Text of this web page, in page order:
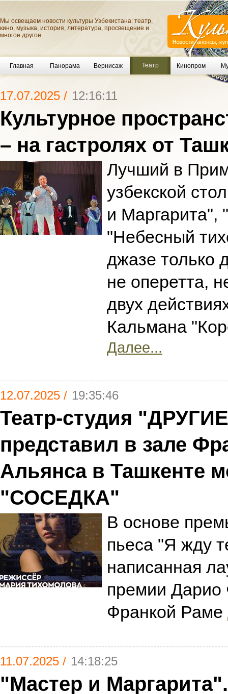
Мы освещаем новости культуры Узбекистана: театр,
кино, музыка, история, литература, просвещение и
многое другое.
Главная Панорама Вернисаж Театр Кинопром
17.07.2025 / 12:16:11
Культурное
– на гастролях от
Лучший в
узбекской
и
"Небесный
джазе только
не оперетта,
двух
Кальмана
Далее...
12.07.2025 / 19:35:46
Театр-студия
представил в зале
Альянса в Ташкенте
"СОСЕДКА"
В основе
пьеса "Я жду
написанная
премии Дарио
Франкой Раме
11.07.2025 / 14:18:25
"Мастер и